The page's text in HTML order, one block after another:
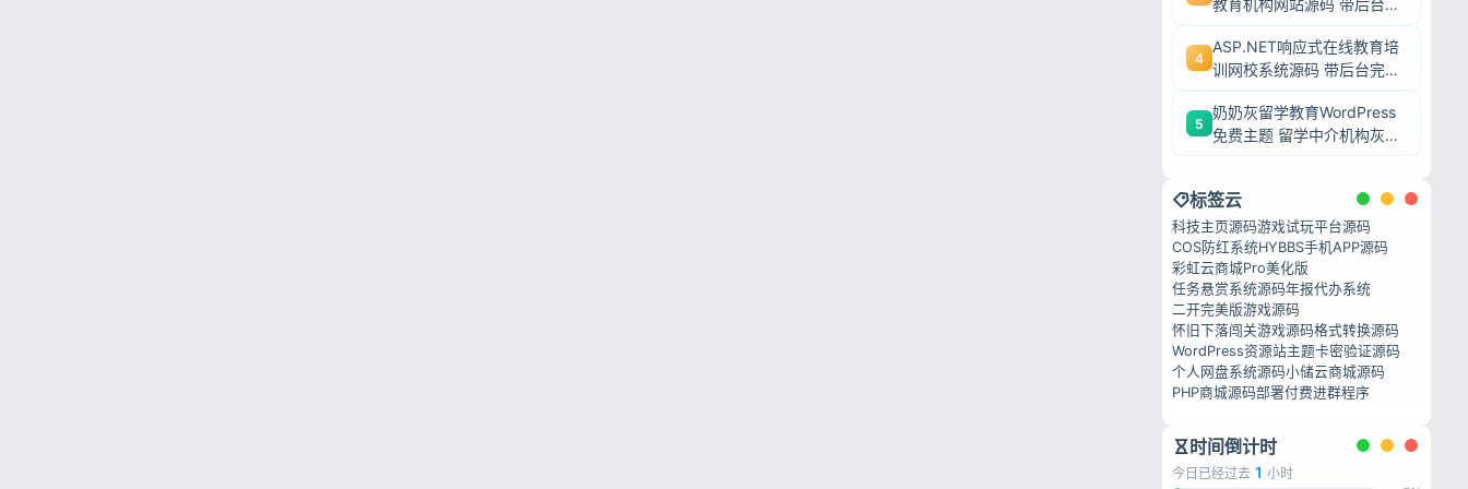
教育机构网站源码 带后台完
4
ASP.NET响应式在线教育培
训网校系统源码 带后台完整
5
奶奶灰留学教育WordPress
免费主题 留学中介机构灰色
标签云
科技主页源码游戏试玩平台源码
COS防红系统HYBBS手机APP源码
彩虹云商城Pro美化版
任务悬赏系统源码年报代办系统
二开完美版游戏源码
怀旧下落闯关游戏源码格式转换源码
WordPress资源站主题卡密验证源码
个人网盘系统源码小储云商城源码
PHP商城源码部署付费进群程序
时间倒计时
今日已经过去 1 小时